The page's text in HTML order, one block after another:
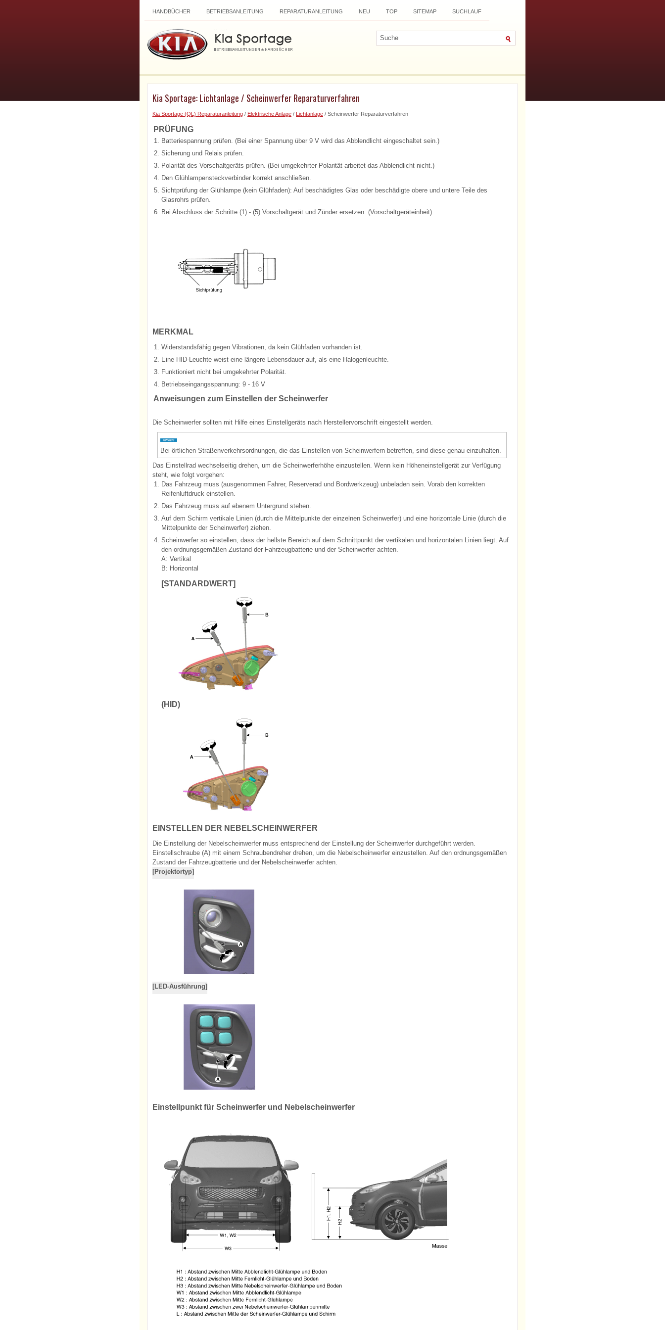
HANDBÜCHER BETRIEBSANLEITUNG REPARATURANLEITUNG NEU TOP SITEMAP SUCHLAUF
Kia Sportage: Lichtanlage / Scheinwerfer Reparaturverfahren
Kia Sportage (QL) Reparaturanleitung / Elektrische Anlage / Lichtanlage / Scheinwerfer Reparaturverfahren
PRÜFUNG
1. Batteriespannung prüfen. (Bei einer Spannung über 9 V wird das Abblendlicht eingeschaltet sein.)
2. Sicherung und Relais prüfen.
3. Polarität des Vorschaltgeräts prüfen. (Bei umgekehrter Polarität arbeitet das Abblendlicht nicht.)
4. Den Glühlampensteckverbinder korrekt anschließen.
5. Sichtprüfung der Glühlampe (kein Glühfaden): Auf beschädigtes Glas oder beschädigte obere und untere Teile des
Glasrohrs prüfen.
6. Bei Abschluss der Schritte (1) - (5) Vorschaltgerät und Zünder ersetzen. (Vorschaltgeräteinheit)
MERKMAL
1. Widerstandsfähig gegen Vibrationen, da kein Glühfaden vorhanden ist.
2. Eine HID-Leuchte weist eine längere Lebensdauer auf, als eine Halogenleuchte.
3. Funktioniert nicht bei umgekehrter Polarität.
4. Betriebseingangsspannung: 9 - 16 V
Anweisungen zum Einstellen der Scheinwerfer
Die Scheinwerfer sollten mit Hilfe eines Einstellgeräts nach Herstellervorschrift eingestellt werden.
Bei örtlichen Straßenverkehrsordnungen, die das Einstellen von Scheinwerfern betreffen, sind diese genau einzuhalten.
Das Einstellrad wechselseitig drehen, um die Scheinwerferhöhe einzustellen. Wenn kein Höheneinstellgerät zur Verfügung
steht, wie folgt vorgehen:
1. Das Fahrzeug muss (ausgenommen Fahrer, Reserverad und Bordwerkzeug) unbeladen sein. Vorab den korrekten
Reifenluftdruck einstellen.
2. Das Fahrzeug muss auf ebenem Untergrund stehen.
3. Auf dem Schirm vertikale Linien (durch die Mittelpunkte der einzelnen Scheinwerfer) und eine horizontale Linie (durch die
Mittelpunkte der Scheinwerfer) ziehen.
4. Scheinwerfer so einstellen, dass der hellste Bereich auf dem Schnittpunkt der vertikalen und horizontalen Linien liegt. Auf
den ordnungsgemäßen Zustand der Fahrzeugbatterie und der Scheinwerfer achten.
A: Vertikal
B: Horizontal
[STANDARDWERT]
(HID)
EINSTELLEN DER NEBELSCHEINWERFER
Die Einstellung der Nebelscheinwerfer muss entsprechend der Einstellung der Scheinwerfer durchgeführt werden.
Einstellschraube (A) mit einem Schraubendreher drehen, um die Nebelscheinwerfer einzustellen. Auf den ordnungsgemäßen
Zustand der Fahrzeugbatterie und der Nebelscheinwerfer achten.
[Projektortyp]
[LED-Ausführung]
Einstellpunkt für Scheinwerfer und Nebelscheinwerfer